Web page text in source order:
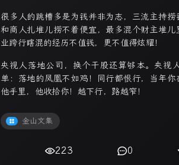
很多人的跳槽多是为钱并非为志，三流主持
和商人扎堆儿捞不着便宜，最多混个财主堆
业跨行瞎混的经历不值钱，更不值得炫耀！
央视人落地公司，换个干股还算够本。央视
单：落地的凤凰不如鸡！同行都恨行，当年你
他手里，他收拾你！越下行，路越窄！
金山文集
223 0